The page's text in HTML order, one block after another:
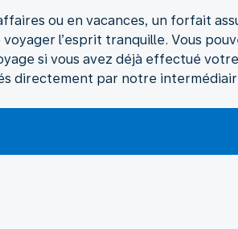
ou en vacances, un forfait
l’esprit tranquille. Vous
si vous avez déjà effectué
directement par notre